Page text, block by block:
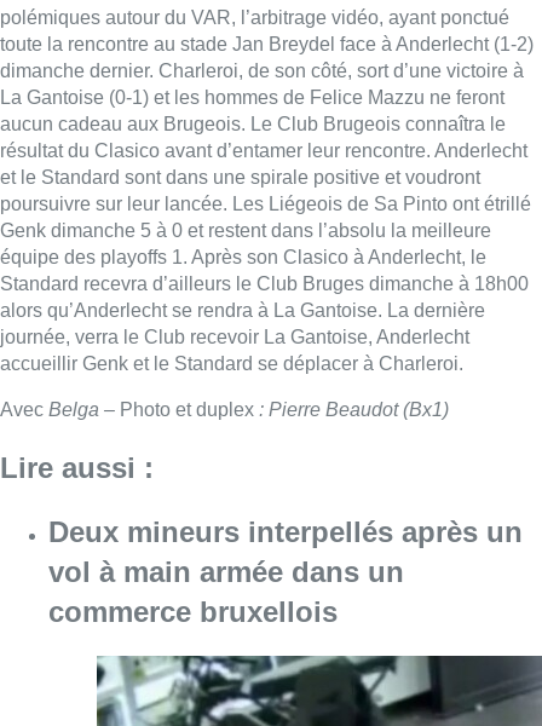
journée, verra le Club recevoir La Gantoise, Anderlecht
accueillir Genk et le Standard se déplacer à Charleroi.
Avec Belga –Photo et duplex : Pierre Beaudot (Bx1)
Lire aussi :
Deux mineurs interpellés après un
vol à main armée dans un
commerce bruxellois